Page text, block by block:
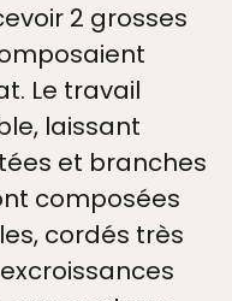
2 grosses
Le travail
laissant
et branches
composées
cordés très